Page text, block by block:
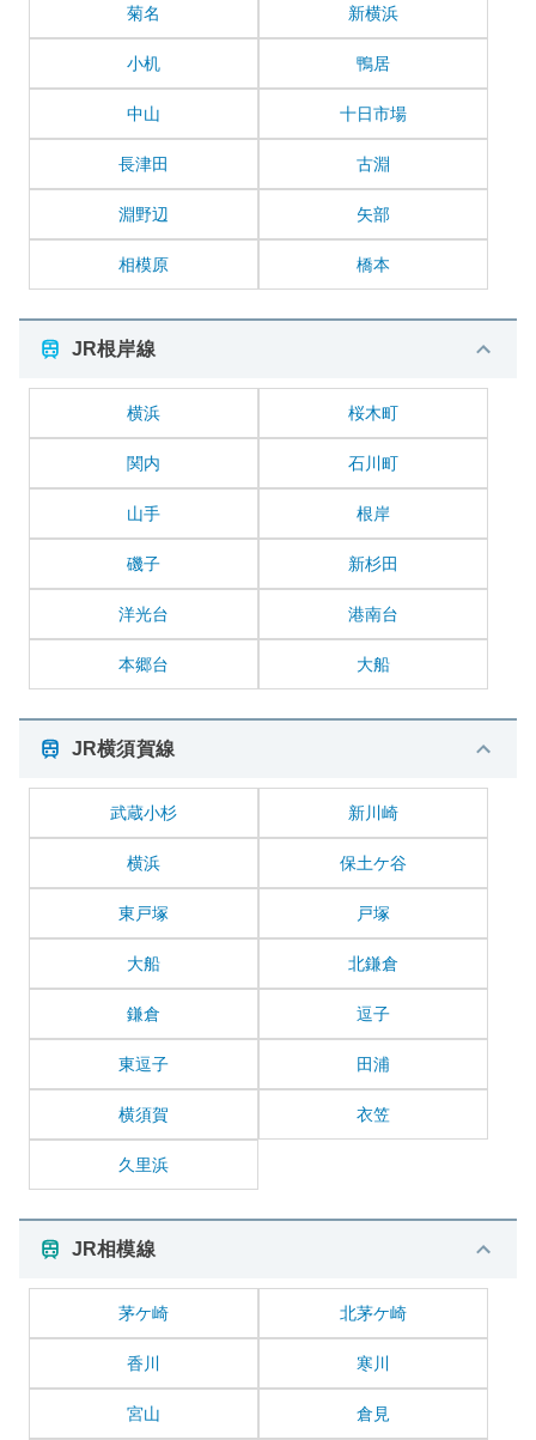
菊名 新横浜
小机 鴨居
中山 十日市場
長津田 古淵
淵野辺 矢部
相模原 橋本
JR根岸線
横浜 桜木町
関内 石川町
山手 根岸
磯子 新杉田
洋光台 港南台
本郷台 大船
JR横須賀線
武蔵小杉 新川崎
横浜 保土ケ谷
東戸塚 戸塚
大船 北鎌倉
鎌倉 逗子
東逗子 田浦
横須賀 衣笠
久里浜
JR相模線
茅ケ崎 北茅ケ崎
香川 寒川
宮山 倉見